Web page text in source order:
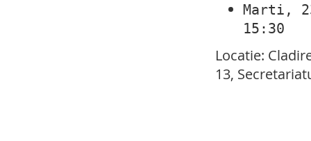
15:30
Locatie:
13,